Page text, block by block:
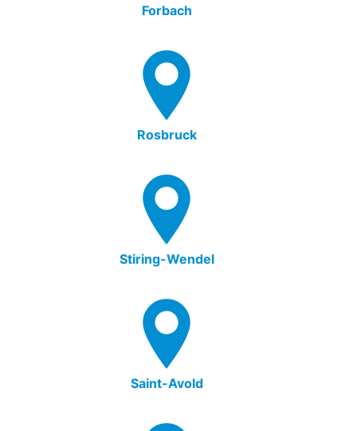
Forbach
Rosbruck
Stiring-Wendel
Saint-Avold